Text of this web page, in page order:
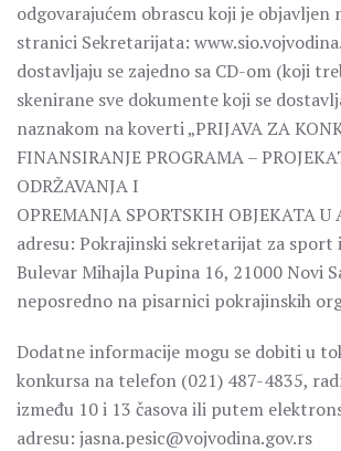
odgovarajućem obrascu koji je
stranici Sekretarijata:
dostavljaju se zajedno sa CD-om (koji
skenirane sve dokumente koji se
naznakom na koverti „PRIJAVA ZA
FINANSIRANJE PROGRAMA –
ODRŽAVANJA I
OPREMANJA SPORTSKIH OBJEKATA
adresu: Pokrajinski sekretarijat za sport
Bulevar Mihajla Pupina 16, 21000 Novi
neposredno na pisarnici pokrajinskih
Dodatne informacije mogu se dobiti u
konkursa na telefon (021) 487-4835,
između 10 i 13 časova ili putem
adresu: jasna.pesic@vojvodina.gov.rs